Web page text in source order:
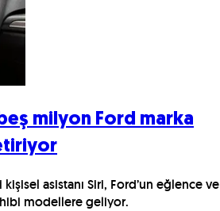
milyon Ford marka
asistanı Siri, Ford’un eğlence ve
modellere geliyor.